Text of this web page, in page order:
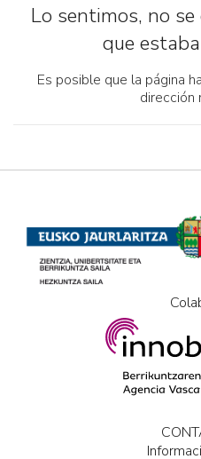
Lo sentimos, no
que
Es posible que la página
dirección